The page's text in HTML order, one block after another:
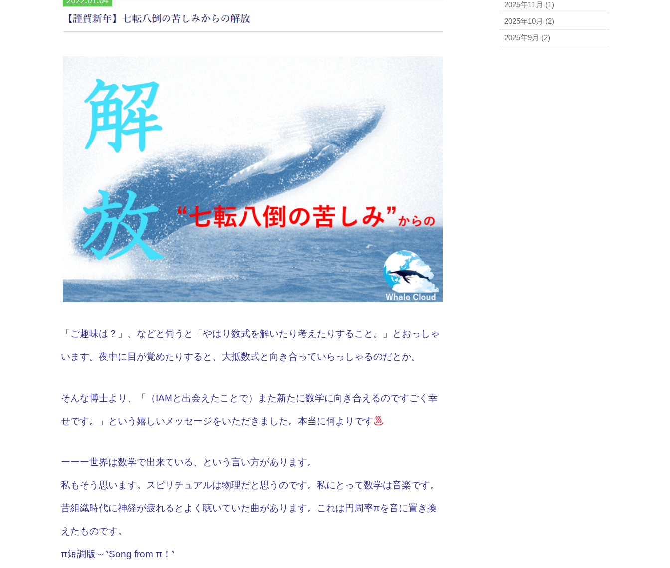
「ご趣味は？」、などと伺うと「やはり数式を解いたり考えたりすること。」とおっしゃ
います。夜中に目が覚めたりすると、大抵数式と向き合っていらっしゃるのだとか。
そんな博士より、「（IAMと出会えたことで）また新たに数学に向き合えるのですごく幸
せです。」という嬉しいメッセージをいただきました。本当に何よりです
ーーー世界は数学で出来ている、という言い方があります。
私もそう思います。スピリチュアルは物理だと思うのです。 私にとって数学は音楽です。
昔組織時代に神経が疲れるとよく聴いていた曲があります。これは円周率πを音に置き換
えたものです。
π短調版～″Song from π！″
2025年11月 (1)
2025年10月 (2)
2025年9月 (2)